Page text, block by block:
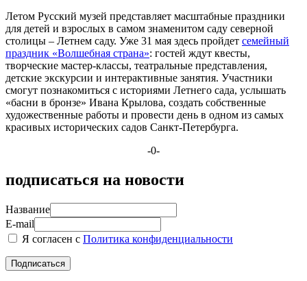
Летом Русский музей представляет масштабные праздники
для детей и взрослых в самом знаменитом саду северной
столицы – Летнем саду. Уже 31 мая здесь пройдет семейный
праздник «Волшебная страна»: гостей ждут квесты,
творческие мастер-классы, театральные представления,
детские экскурсии и интерактивные занятия. Участники
смогут познакомиться с историями Летнего сада, услышать
«басни в бронзе» Ивана Крылова, создать собственные
художественные работы и провести день в одном из самых
красивых исторических садов Санкт-Петербурга.
-0-
подписаться на новости
Название
E-mail
Я согласен с Политика конфиденциальности